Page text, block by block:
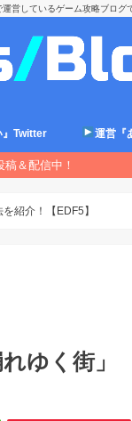
営しているゲーム攻略ブログ
』Twitter 運営『
＆配信中！
紹介！【EDF5】
ゆく街」